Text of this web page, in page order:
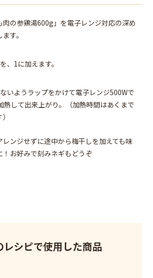
肉の参鶏湯600g」を電子レンジ対応の深め
す。
、1に加えます。
いようラップをかけて電子レンジ500Wで
熱して出来上がり。（加熱時間はあくまで
ンジせずに途中から梅干しを加えても味
！お好みで刻みネギもどうぞ
レシピで使用した商品